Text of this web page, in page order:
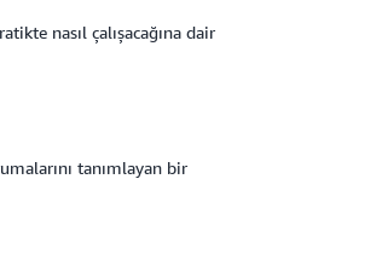
nasıl çalışacağına dair
tanımlayan bir